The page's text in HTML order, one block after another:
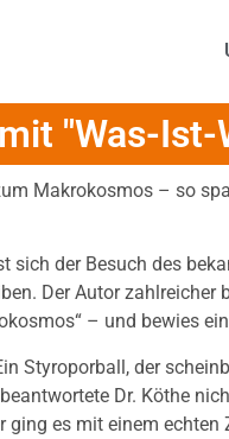
"Was-Ist-
Makrokosmos – so
der Besuch des
Der Autor
– und bewies
Styroporball, der
Dr. Köthe
es mit einem